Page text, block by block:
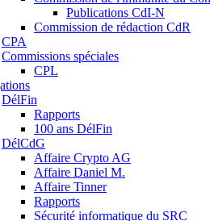
Publications CdI-N
Commission de rédaction CdR
CPA
Commissions spéciales
CPL
DélFin
Rapports
100 ans DélFin
DélCdG
Affaire Crypto AG
Affaire Daniel M.
Affaire Tinner
Rapports
Sécurité informatique du SRC